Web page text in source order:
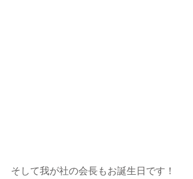
そして我が社の会長もお誕生日です！